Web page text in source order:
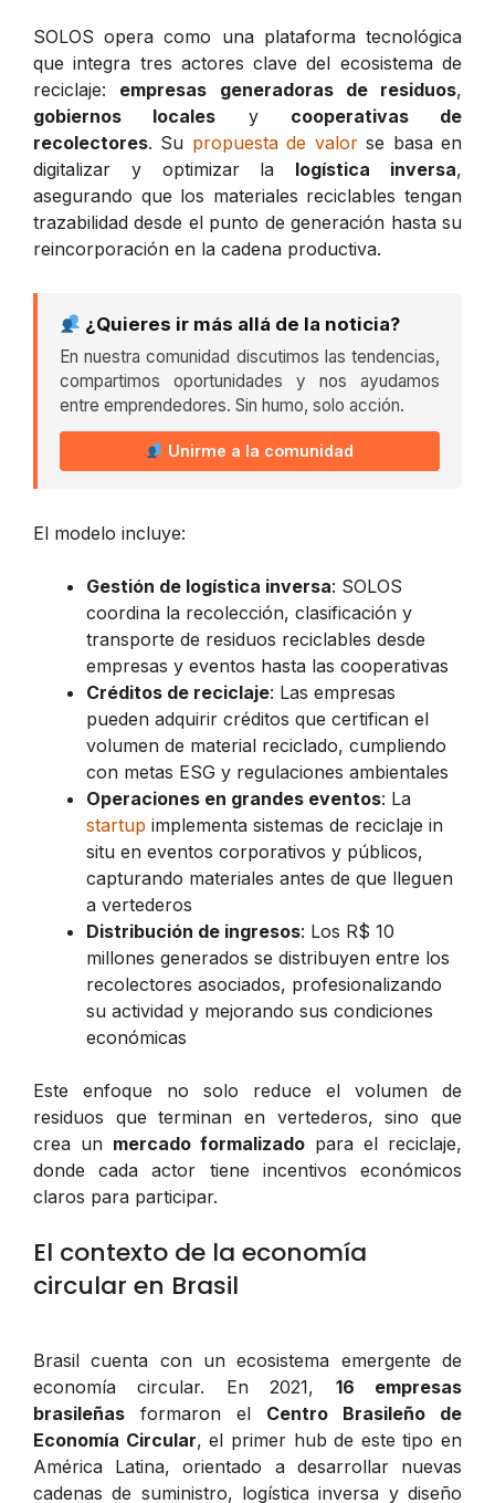
SOLOS opera como una plataforma tecnológica
que integra tres actores clave del ecosistema de
reciclaje: empresas generadoras de residuos,
gobiernos locales y cooperativas de
recolectores. Su propuesta de valorse basa en
digitalizar y optimizar la logística inversa,
asegurando que los materiales reciclables tengan
trazabilidad desde el punto de generación hasta su
reincorporación en la cadena productiva.
¿Quieres ir más allá de la noticia?
En nuestra comunidad discutimos las tendencias,
compartimos oportunidades y nos ayudamos
entre emprendedores. Sin humo, solo acción.
Unirme a la comunidad
El modelo incluye:
Gestión de logística inversa: SOLOS
coordina la recolección, clasificación y
transporte de residuos reciclables desde
empresas y eventos hasta las cooperativas
Créditos de reciclaje: Las empresas
pueden adquirir créditos que certifican el
volumen de material reciclado, cumpliendo
con metas ESG y regulaciones ambientales
Operaciones en grandes eventos: La
startup implementa sistemas de reciclaje in
situ en eventos corporativos y públicos,
capturando materiales antes de que lleguen
a vertederos
Distribución de ingresos: Los R$ 10
millones generados se distribuyen entre los
recolectores asociados, profesionalizando
su actividad y mejorando sus condiciones
económicas
Este enfoque no solo reduce el volumen de
residuos que terminan en vertederos, sino que
crea un mercado formalizado para el reciclaje,
donde cada actor tiene incentivos económicos
claros para participar.
El contexto de la economía
circular en Brasil
Brasil cuenta con un ecosistema emergente de
economía circular. En 2021, 16 empresas
brasileñas formaron el Centro Brasileño de
Economía Circular, el primer hub de este tipo en
América Latina, orientado a desarrollar nuevas
cadenas de suministro, logística inversa y diseño